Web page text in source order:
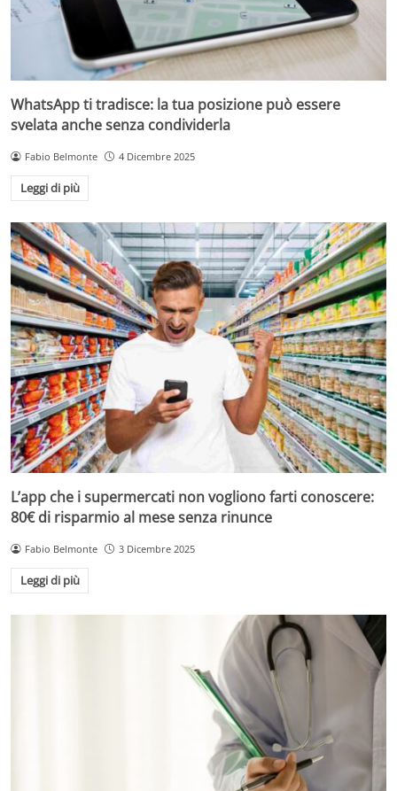
WhatsApp ti tradisce: la tua posizione può essere
svelata anche senza condividerla
Fabio Belmonte 4 Dicembre 2025
Leggi di più
L’app che i supermercati non vogliono farti conoscere:
80€ di risparmio al mese senza rinunce
Fabio Belmonte 3 Dicembre 2025
Leggi di più